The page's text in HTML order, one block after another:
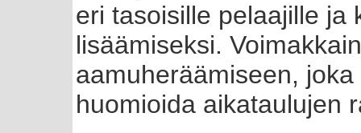
eri tasoisille pelaajille ja
lisäämiseksi.
aamuheräämiseen,
huomioida aikataulujen